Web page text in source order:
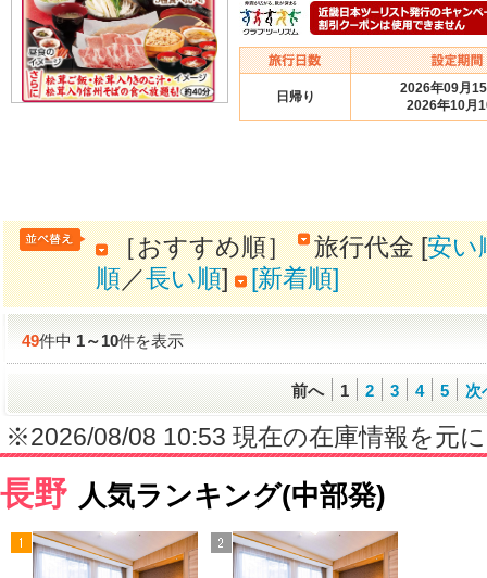
日帰り
2026年09月
2026年10月
［おすすめ順］ 旅行代金 [安い
順／長い順] [新着順]
49件中1～10件を表示
前へ 1 2 3 4 5 次
※2026/08/08 10:53 現在の在庫情報を元
長野 人気ランキング(中部発)